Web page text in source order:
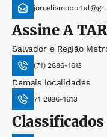
AssineA
Salvador e Região
(71) 2886-1613
Demais localidades
71 2886-1613
Classificados